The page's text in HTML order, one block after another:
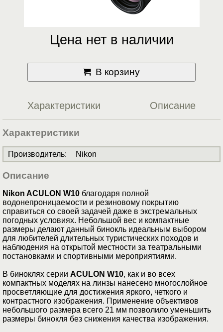
Цена нет в наличии
В корзину
Характеристики Описание
Характеристики
Производитель: Nikon
Описание
Nikon ACULON W10 благодаря полной
водонепроницаемости и резиновому покрытию
справиться со своей задачей даже в экстремальных
погодных условиях. Небольшой вес и компактные
размеры делают данный бинокль идеальным выбором
для любителей длительных туристических походов и
наблюдения на открытой местности за театральными
постановками и спортивными мероприятиями.
В биноклях серии ACULON W10, как и во всех
компактных моделях на линзы нанесено многослойное
просветляющие для достижения яркого, четкого и
контрастного изображения. Применение объективов
небольшого размера всего 21 мм позволило уменьшить
размеры бинокля без снижения качества изображения.